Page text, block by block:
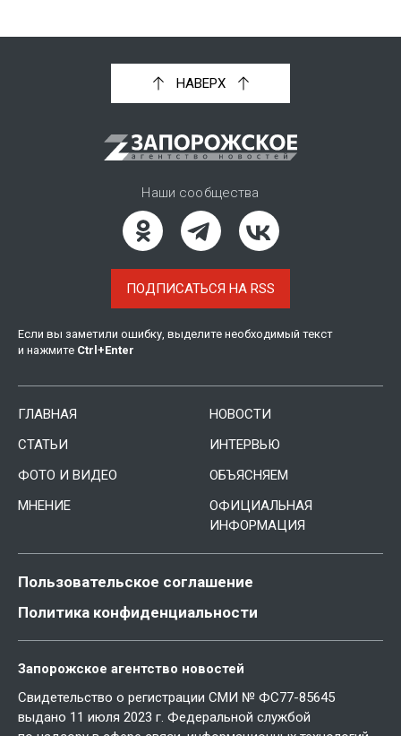
НАВЕРХ
Наши сообщества
ПОДПИСАТЬСЯ НА RSS
Если вы заметили ошибку, выделите необходимый текст
и нажмите Ctrl +Enter
ГЛАВНАЯ
НОВОСТИ
СТАТЬИ
ИНТЕРВЬЮ
ФОТО И ВИДЕО
ОБЪЯСНЯЕМ
МНЕНИЕ
ОФИЦИАЛЬНАЯ
ИНФОРМАЦИЯ
Пользовательское соглашение
Политика конфиденциальности
Запорожское агентство новостей
Свидетельство о регистрации СМИ № ФС77-85645
выдано 11 июля 2023 г. Федеральной службой